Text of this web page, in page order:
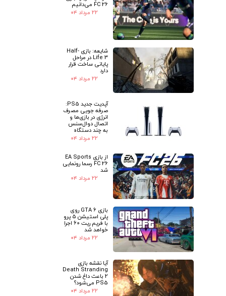
FC 26 می‌دانیم
۲۲ مرداد ۰۴
شایعه: بازی Half-
Life 3 در مراحل
پایانی ساخت قرار
دارد
۲۲ مرداد ۰۴
آپدیت جدید PS5:
صرفه جویی مصرف
انرژی در بازی‌ها و
اتصال دوال‌سنس
به چند دستگاه
۲۲ مرداد ۰۴
از بازی EA Sports
FC 26 رسما رونمایی
شد
۲۲ مرداد ۰۴
بازی GTA 6 روی
پلی استیشن 5 پرو
با فریم ریت 60 اجرا
خواهد شد
۲۲ مرداد ۰۴
آیا نقشه بازی
Death Stranding
2 باعث داغ شدن
PS5 می‌شود؟
۲۲ مرداد ۰۴